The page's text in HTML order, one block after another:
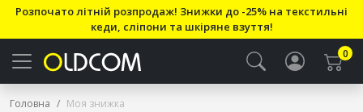
Розпочато літній розпродаж! Знижки до -25% на текстильні
кеди, сліпони та шкіряне взуття!
0
Головна Моя знижка